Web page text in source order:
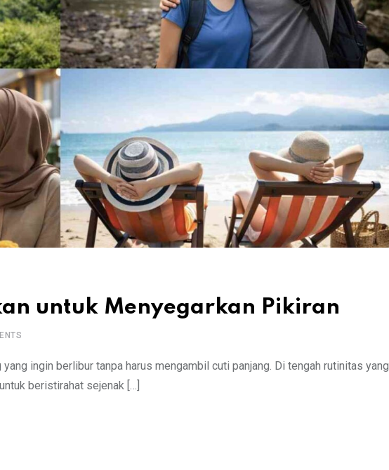
untuk Menyegarkan Pikiran
ingin berlibur tanpa harus mengambil cuti panjang. Di tengah rutinitas yang
beristirahat sejenak […]